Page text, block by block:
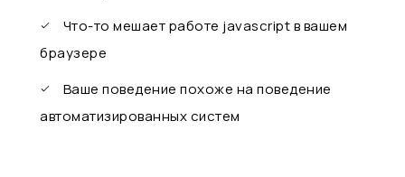
Что-то мешает работе javascript в вашем
браузере
Ваше поведение похоже на поведение
автоматизированных систем